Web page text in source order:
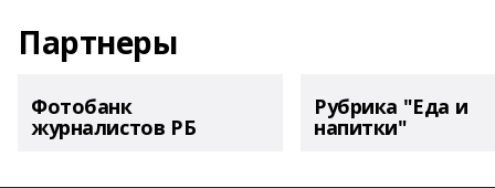
Партнеры
Фотобанк
журналистов РБ
Рубрика "Еда и
напитки"